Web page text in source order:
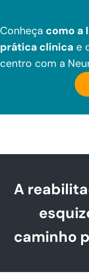
Conheça como a
prática clínica e
centro com a
Aplicativo de
A
caminho